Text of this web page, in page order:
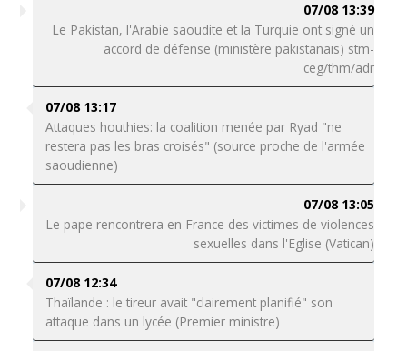
07/08 13:39
Le Pakistan, l'Arabie saoudite et la Turquie ont signé un
accord de défense (ministère pakistanais) stm-
ceg/thm/adr
07/08 13:17
Attaques houthies: la coalition menée par Ryad "ne
restera pas les bras croisés" (source proche de l'armée
saoudienne)
07/08 13:05
Le pape rencontrera en France des victimes de violences
sexuelles dans l'Eglise (Vatican)
07/08 12:34
Thaïlande : le tireur avait "clairement planifié" son
attaque dans un lycée (Premier ministre)